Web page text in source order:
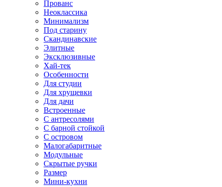
Прованс
Неоклассика
Минимализм
Под старину
Скандинавские
Элитные
Эксклюзивные
Хай-тек
Особенности
Для студии
Для хрущевки
Для дачи
Встроенные
С антресолями
С барной стойкой
С островом
Малогабаритные
Модульные
Скрытые ручки
Размер
Мини-кухни